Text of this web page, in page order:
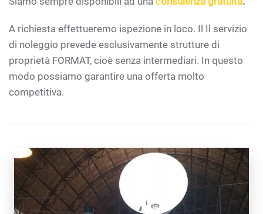
A richiesta effettueremo ispezione in loco. Il Il servizio
di noleggio prevede esclusivamente strutture di
proprietà FORMAT, cioè senza intermediari. In questo
modo possiamo garantire una offerta molto
competitiva.